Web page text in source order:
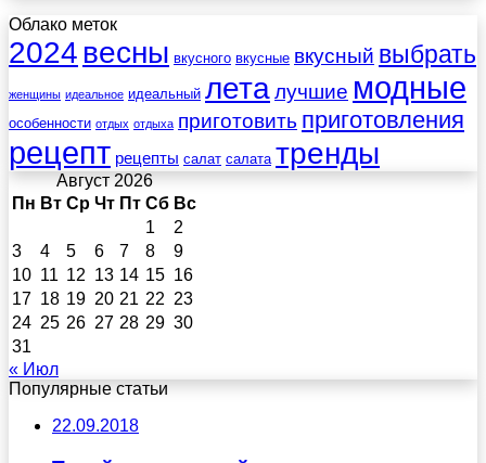
Облако меток
2024 весны вкусного вкусные вкусный выбрать
женщины идеальное идеальный леталучшие модные
особенности отдых отдыха приготовить приготовления
рецепт рецепты салат салата тренды
Август 2026
Пн Вт Ср Чт Пт Сб Вс
1
2
3
4 5 6 7 8
9
10 11 12 13 14 15 16
17 18 19 20 21 22 23
24 25 26 27 28 29 30
31
« Июл
Популярные статьи
22.09.2018